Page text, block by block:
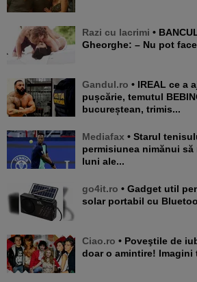
Razi cu lacrimi • BANCUL ZILEI. Badea
Gheorghe: – Nu pot
Gandul.ro • IREAL ce a ajuns să facă, la
pușcărie, temutul
bucureștean, trimis...
Mediafax • Starul tenisului francez: „Nu cer
permisiunea nimănui
luni ale...
go4it.ro • Gadget util pentru grădină: Radio
solar portabil cu
Ciao.ro • Poveştile de iubire care au rămas
doar o amintire! Imagini